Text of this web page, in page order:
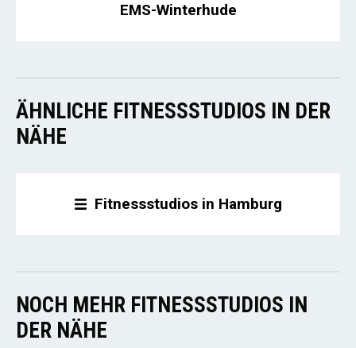
EMS-Winterhude
ÄHNLICHE FITNESSSTUDIOS IN DER
NÄHE
Fitnessstudios in Hamburg
NOCH MEHR FITNESSSTUDIOS IN
DER NÄHE